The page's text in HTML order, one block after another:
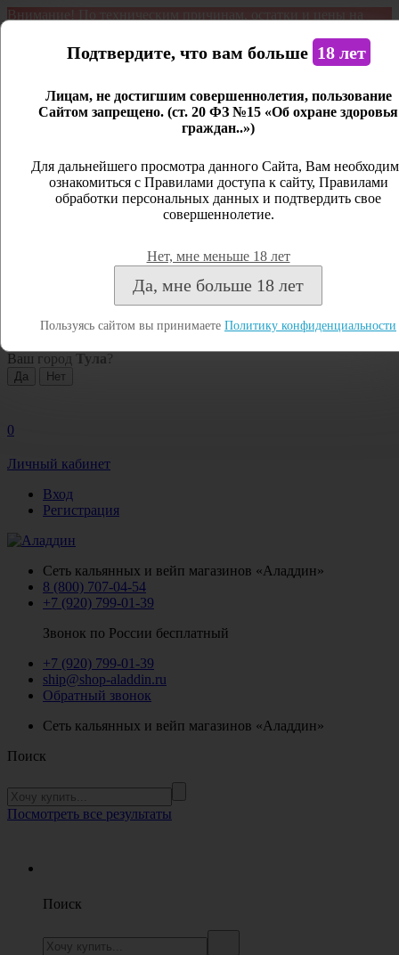
Внимание! По техническим причинам, остатки и цены на
является демонстрационным. Дистанционная продажа не
Открыть сайдбар
Личный кабинет
Закрыть
Посмотреть все результаты
Ваш город Тула ?
0
Личный кабинет
Вход
Регистрация
Сеть кальянных и вейп магазинов «Аладдин»
8 (800) 707-04-54
+7 (920) 799-01-39
Звонок по России бесплатный
+7 (920) 799-01-39
ship@shop-aladdin.ru
Обратный звонок
Сеть кальянных и вейп магазинов «Аладдин»
Поиск
Посмотреть все результаты
Поиск
Подтвердите, что вам больше 18 лет
Лицам, не достигшим совершеннолетия, пользование
Сайтом запрещено. (ст. 20 ФЗ №15 «Об охране здоровья
граждан..»)
Для дальнейшего просмотра данного Сайта, Вам
ознакомиться с Правилами доступа к сайту, Правилами
обработки персональных данных и подтвердить свое
совершеннолетие.
Нет, мне меньше 18 лет
Да, мне больше 18 лет
Пользуясь сайтом вы принимаете Политику конфиденциальности